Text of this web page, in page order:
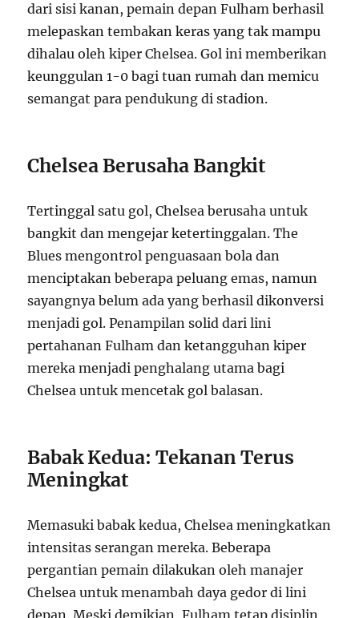
dari sisi kanan, pemain depan Fulham berhasil
melepaskan tembakan keras yang tak mampu
dihalau oleh kiper Chelsea. Gol ini memberikan
keunggulan 1-0 bagi tuan rumah dan memicu
semangat para pendukung di stadion.
Chelsea Berusaha Bangkit
Tertinggal satu gol, Chelsea berusaha untuk
bangkit dan mengejar ketertinggalan. The
Blues mengontrol penguasaan bola dan
menciptakan beberapa peluang emas, namun
sayangnya belum ada yang berhasil dikonversi
menjadi gol. Penampilan solid dari lini
pertahanan Fulham dan ketangguhan kiper
mereka menjadi penghalang utama bagi
Chelsea untuk mencetak gol balasan.
Babak Kedua: Tekanan Terus
Meningkat
Memasuki babak kedua, Chelsea meningkatkan
intensitas serangan mereka. Beberapa
pergantian pemain dilakukan oleh manajer
Chelsea untuk menambah daya gedor di lini